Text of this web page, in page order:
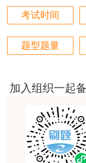
真的是把学习变
太喜欢王英老师了
平台历史购买的课
用户m2****68
老师讲的很细致
心，听了老师的
力。
考试时间
题型题量
加入组织一起